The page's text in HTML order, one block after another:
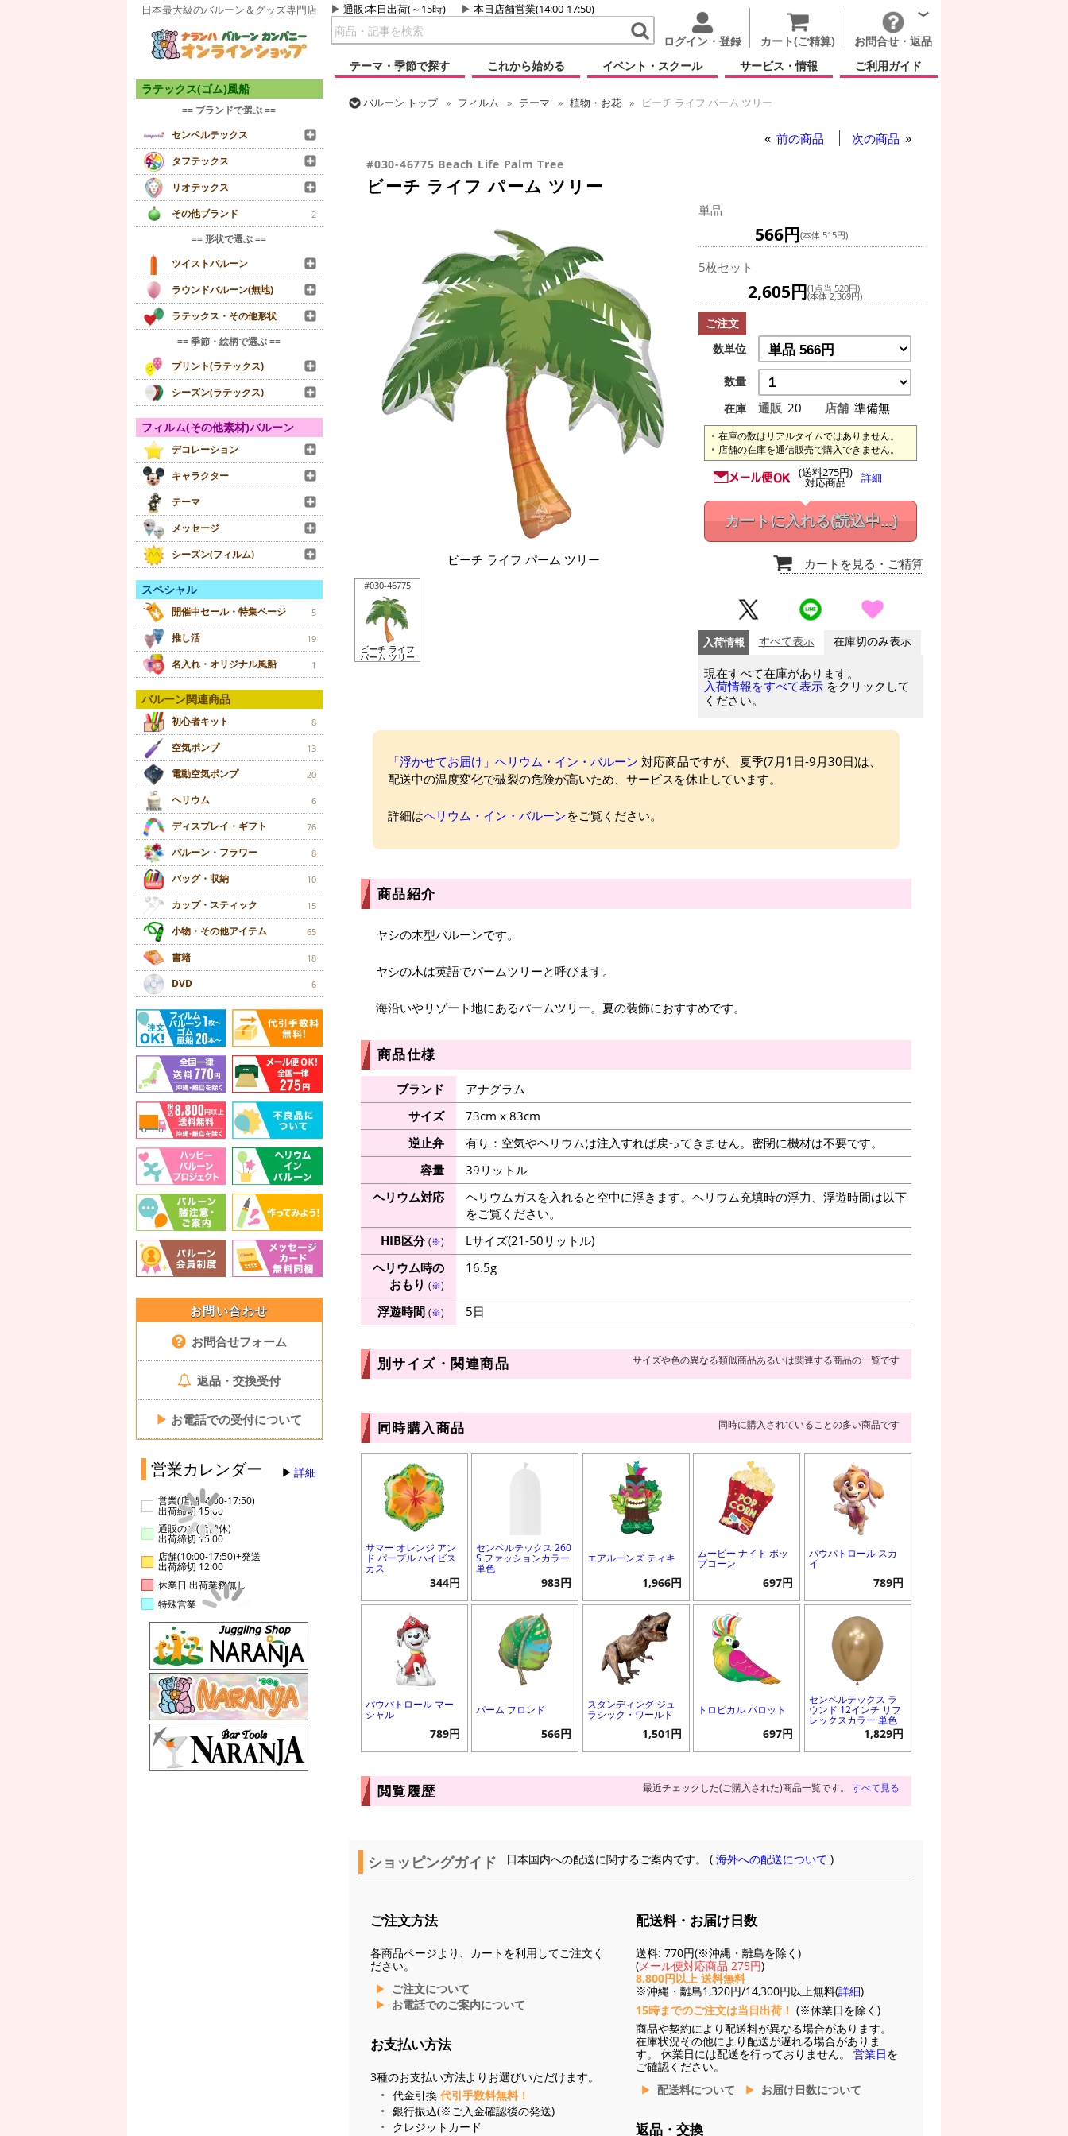
日本最大級のバルーン＆グッズ専門店 通販:本日出荷(～15時) 本日店舗営業(14:00-17:50)
ログイン・登録 カート(ご精算)
お問合せ・返品
テーマ・季節で探す
これから始める イベント・スクール サービス・情報 ご利用ガイド
ラテックス(ゴム)風船
== ブランドで選ぶ ==
センペルテックス
タフテックス
リオテックス
その他ブランド
2
== 形状で選ぶ ==
ツイストバルーン
ラウンドバルーン(無地)
ラテックス・その他形状
== 季節・絵柄で選ぶ ==
プリント(ラテックス)
シーズン(ラテックス)
フィルム(その他素材)バルーン
デコレーション
キャラクター
テーマ
メッセージ
シーズン(フィルム)
スペシャル
開催中セール・特集ページ 5
推し活 19
名入れ・オリジナル風船 1
バルーン関連商品
初心者キット 8
空気ポンプ 13
電動空気ポンプ 20
ヘリウム 6
ディスプレイ・ギフト 76
バルーン・フラワー 8
バッグ・収納 10
カップ・スティック 15
小物・その他アイテム 65
書籍 18
DVD 6
お問い合わせ
お問合せフォーム
返品・交換受付
▶ お電話での受付について
営業カレンダー 詳細
営業(店舗14:00-17:50)
出荷締切 15:00
通販のみ(店舗休)
出荷締切 15:00
店舗(10:00-17:50)+発送
出荷締切 12:00
休業日 出荷業務無し
特殊営業
バルーン トップ フィルム テーマ 植物・お花
ビーチ ライフ パーム ツリー
前の商品 次の商品
#030-46775 Beach Life Palm Tree
ビーチ ライフ パーム ツリー
ビーチ ライフ パーム ツリー
#030-46775
ビーチ ライフ
パーム ツリー
単品
566円(本体 515円)
5枚セット
2,605円(1点当 520円)
(本体 2,369円)
ご注文
数単位
数量
在庫
通販 20 店舗 準備無
在庫の数はリアルタイムではありません。
店舗の在庫を通信販売で購入できません。
(送料275円)
対応商品 詳細
カートに入れる(読込中...)
カートを見る ・ご精算
入荷情報 すべて表示 在庫切のみ表示
現在すべて在庫があります。
入荷情報をすべて表示 をクリックして
ください。
「浮かせてお届け」ヘリウム・イン・バルーン 対応商品ですが、 夏季(7月1日-9月30日)は、
配送中の温度変化で破裂の危険が高いため、サービスを休止しています。
詳細はヘリウム・イン・バルーンをご覧ください。
商品紹介
ヤシの木型バルーンです。
ヤシの木は英語でパームツリーと呼びます。
海沿いやリゾート地にあるパームツリー。夏の装飾におすすめです。
商品仕様
ブランド
アナグラム
サイズ
73cm x 83cm
逆止弁
有り：空気やヘリウムは注入すれば戻ってきません。密閉に機材は不要です。
容量
39リットル
ヘリウム対応
ヘリウムガスを入れると空中に浮きます。ヘリウム充填時の浮力、浮遊時間は以下
をご覧ください。
HIB区分(※)
Lサイズ(21-50リットル)
ヘリウム時の
おもり (※)
16.5g
浮遊時間 (※) 5日
別サイズ・関連商品 サイズや色の異なる類似商品あるいは関連する商品の一覧です
同時購入商品 同時に購入されていることの多い商品です
サマー オレンジ アン
ド パープル ハイビス
カス
344円
センペルテックス 260
S ファッションカラー
単色
983円
エアルーンズ ティキ
1,966円
ムービー ナイト ポッ
プコーン
697円
パウパトロール スカ
イ
789円
パウパトロール マー
シャル
789円
パーム フロンド
566円
スタンディング ジュ
ラシック・ワールド
1,501円
トロピカル パロット
697円
センペルテックス ラ
ウンド 12インチ リフ
レックスカラー 単色
1,829円
閲覧履歴 最近チェックした(ご購入された)商品一覧です。 すべて見る
ショッピングガイド 日本国内への配送に関するご案内です。 (海外への配送について )
ご注文方法
各商品ページより、カートを利用してご注文く
ださい。
ご注文について
お電話でのご案内について
お支払い方法
3種のお支払い方法よりお選びいただけます。
代金引換 代引手数料無料！
銀行振込(※ご入金確認後の発送)
クレジットカード
配送料・お届け日数
送料: 770円(※沖縄・離島を除く)
(メール便対応商品 275円)
8,800円以上 送料無料
※沖縄・離島1,320円/14,300円以上無料(詳細)
15時までのご注文は当日出荷！ (※休業日を除く)
商品や契約により配送料が異なる場合があります。
在庫状況その他により配送が遅れる場合がありま
す。 休業日には配送を行っておりません。 営業日を
ご確認ください。
配送料について
お届け日数について
返品・交換